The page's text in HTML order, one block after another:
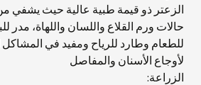
الزعتر ذو قيمة طبية عالية حيث يشفي
حالات ورم القلاع واللسان واللهاة، مدر
للطعام وطارد للرياح ومفيد في
لأوجاع الأسنان والمفاصل
الزراعة: